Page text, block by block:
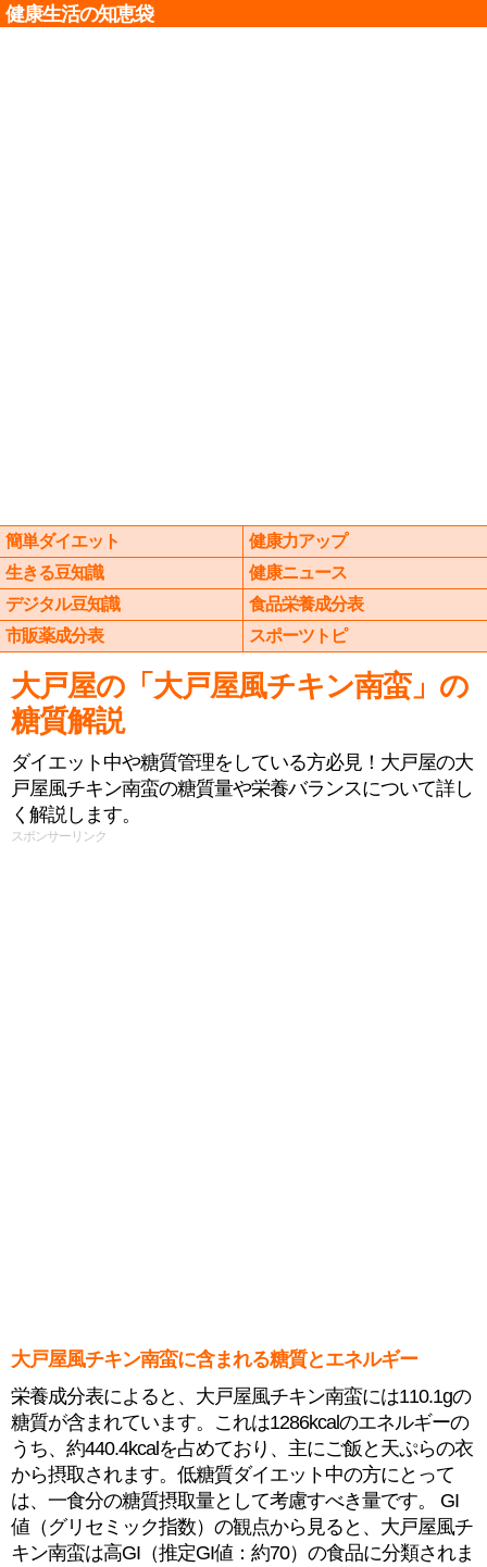
健康生活の知恵袋
簡単ダイエット
健康力アップ
生きる豆知識
健康ニュース
デジタル豆知識
食品栄養成分表
市販薬成分表
スポーツトピ
大戸屋の「大戸屋風チキン南蛮」の
糖質解説
ダイエット中や糖質管理をしている方必見！大戸屋の大
戸屋風チキン南蛮の糖質量や栄養バランスについて詳し
く解説します。
スポンサーリンク
大戸屋風チキン南蛮に含まれる糖質とエネルギー
栄養成分表によると、大戸屋風チキン南蛮には110.1gの
糖質が含まれています。これは1286kcalのエネルギーの
うち、約440.4kcalを占めており、主にご飯と天ぷらの衣
から摂取されます。低糖質ダイエット中の方にとって
は、一食分の糖質摂取量として考慮すべき量です。 GI
値（グリセミック指数）の観点から見ると、大戸屋風チ
キン南蛮は高GI（推定GI値：約70）の食品に分類されま